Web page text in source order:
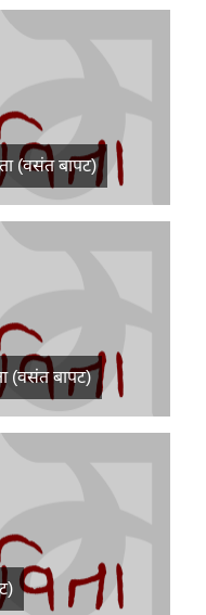
(वसंत बापट)
(वसंत बापट)